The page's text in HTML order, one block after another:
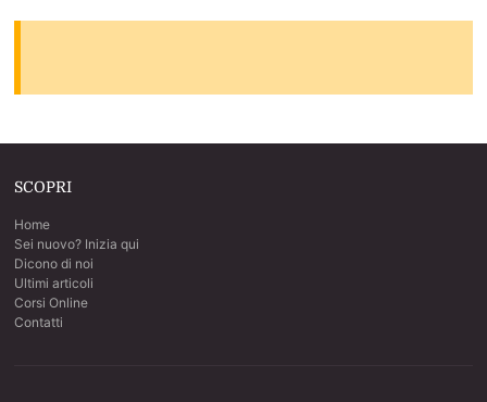
SCOPRI
Home
Sei nuovo? Inizia qui
Dicono di noi
Ultimi articoli
Corsi Online
Contatti